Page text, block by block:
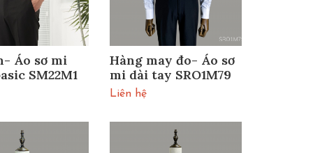
Áo sơ mi
SM22M1
Hàng may đo- Áo sơ
mi dài tay SRO1M79
Liên hệ